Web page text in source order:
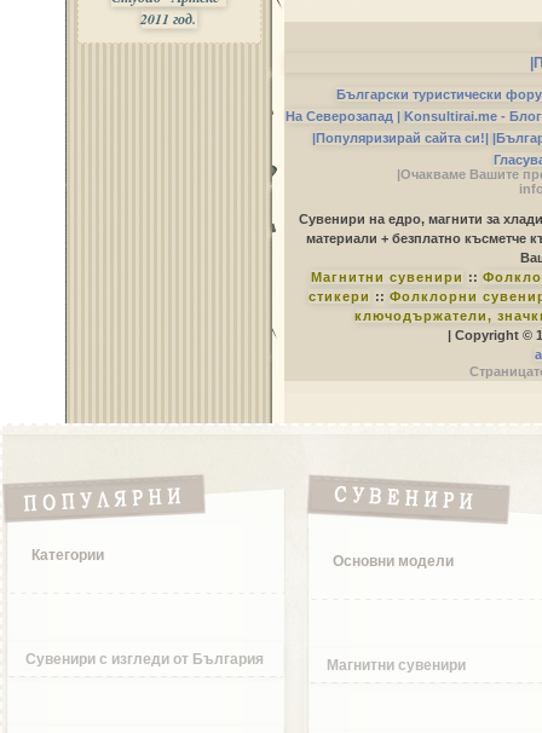
2011 год.
Български туристически
На Северозапад | Konsultirai.me -
|Популяризирай сайта си!|
|Очакваме Вашите
Сувенири на едро, магнити за
материали + безплатно късметче
Магнитни сувенири ::
стикери :: Фолклорни
ключодържатели,
| Copyright ©
Категории
Сувенири с изгледи от България
Основни модели
Магнитни сувенири